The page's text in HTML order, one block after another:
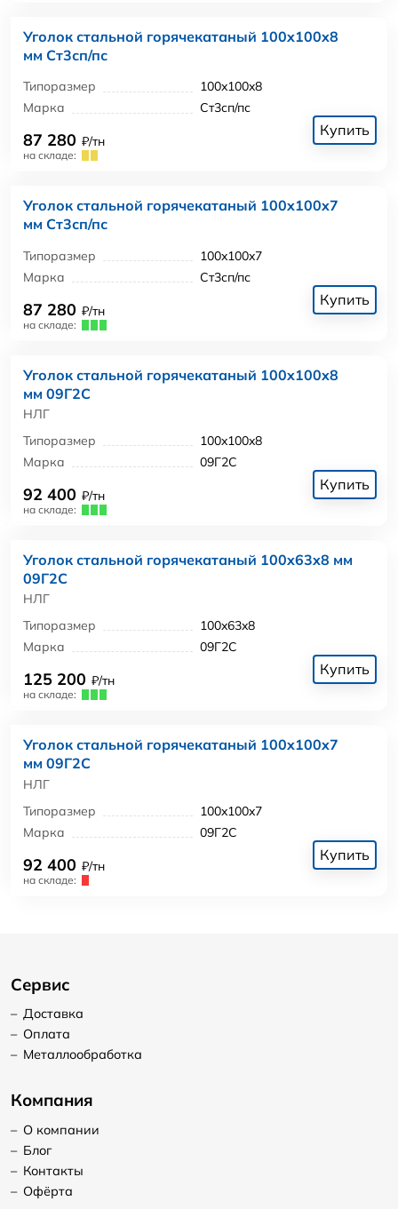
Уголок стальной горячекатаный 100x100x8
мм Ст3сп/пс
Типоразмер
100x100x8
Марка
Ст3сп/пс
87 280 ₽/тн
на складе:
Купить
Уголок стальной горячекатаный 100x100x7
мм Ст3сп/пс
Типоразмер
100x100x7
Марка
Ст3сп/пс
87 280 ₽/тн
на складе:
Купить
Уголок стальной горячекатаный 100x100x8
мм 09Г2С
НЛГ
Типоразмер
100x100x8
Марка
09Г2С
92 400 ₽/тн
на складе:
Купить
Уголок стальной горячекатаный 100x63x8 мм
09Г2С
НЛГ
Типоразмер
100x63x8
Марка
09Г2С
125 200 ₽/тн
на складе:
Купить
Уголок стальной горячекатаный 100x100x7
мм 09Г2С
НЛГ
Типоразмер
100x100x7
Марка
09Г2С
92 400 ₽/тн
на складе:
Купить
Сервис
– Доставка
– Оплата
– Металлообработка
Компания
– О компании
– Блог
– Контакты
– Офёрта